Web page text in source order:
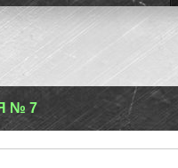
№ 7